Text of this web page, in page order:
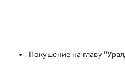
Покушение на главу